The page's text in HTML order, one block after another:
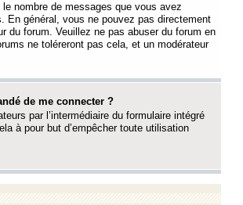
nombre de messages que vous avez
En général, vous ne pouvez pas directement
du forum. Veuillez ne pas abuser du forum en
ne toléreront pas cela, et un modérateur
de me connecter ?
par l’intermédiaire du formulaire intégré
à pour but d’empêcher toute utilisation